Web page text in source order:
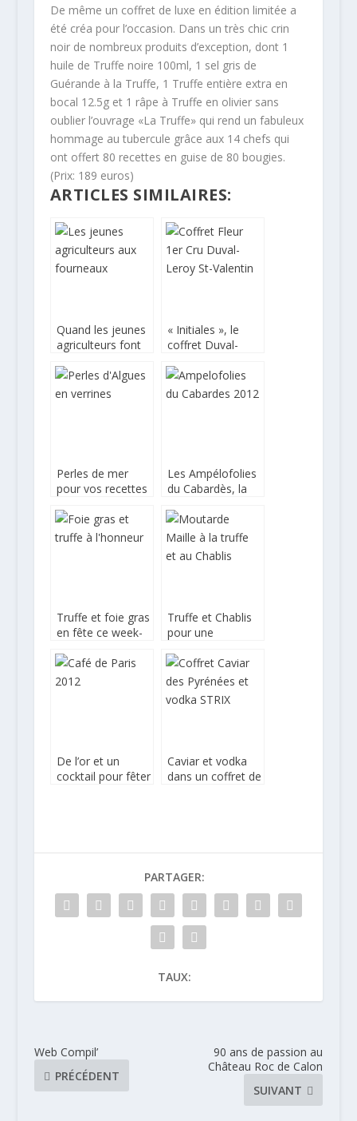
De même un coffret de luxe en édition limitée a
été créa pour l’occasion. Dans un très chic crin
noir de nombreux produits d’exception, dont 1
huile de Truffe noire 100ml, 1 sel gris de
Guérande à la Truffe, 1 Truffe entière extra en
bocal 12.5g et 1 râpe à Truffe en olivier sans
oublier l’ouvrage «La Truffe» qui rend un fabuleux
hommage au tubercule grâce aux 14 chefs qui
ont offert 80 recettes en guise de 80 bougies.
(Prix: 189 euros)
ARTICLES SIMILAIRES:
Quand les jeunes
agriculteurs font
« Initiales », le
coffret Duval-
Valentin
Perles de mer
pour vos recettes
Les Ampélofolies
du Cabardès, la
fête
Truffe et foie gras
en fête ce week-
Truffe et Chablis
pour une
fêtes
De l’or et un
cocktail pour fêter
Caviar et vodka
dans un coffret de
PARTAGER:
TAUX:
Web Compil’
PRÉCÉDENT
90 ans de passion au
Château Roc de Calon
SUIVANT